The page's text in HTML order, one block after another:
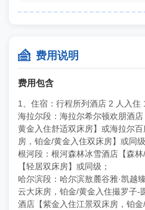
 费用说明
费用包含
1、住宿：行程所列酒店 2 人入住
海拉尔段：海拉尔希尔顿欢朋酒
黄金入住舒适双床房】或海拉尔
房，铂金/黄金入住双床房】或同级
根河段：根河森林冰雪酒店【森
【轻居双床房】或同级；
哈尔滨段：哈尔滨敖麓谷雅·凯越
云大床房，铂金/黄金入住撮罗子-
酒店【紫金入住江景双床房，铂